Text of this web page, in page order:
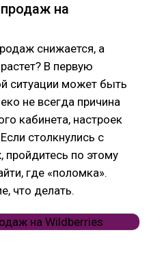
на
снижается, а
В первую
ситуации может быть
не всегда причина
кабинета, настроек
столкнулись с
по этому
где «поломка».
что делать.